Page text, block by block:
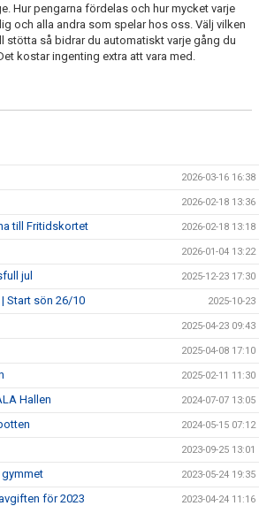
Hur pengarna fördelas och hur mycket varje
och alla andra som spelar hos oss. Välj vilken
stötta så bidrar du automatiskt varje gång du
kostar ingenting extra att vara med.
2026-03-16 16:38
2026-02-18 13:36
till Fritidskortet 2026-02-18 13:18
2026-01-04 13:22
jul 2025-12-23 17:30
Start sön 26/10 2025-10-23
2025-04-23 09:43
2025-04-08 17:10
2025-02-11 11:30
Hallen 2024-07-07 13:05
2024-05-15 07:12
2023-09-25 13:01
gymmet 2023-05-24 19:35
för 2023 2023-04-24 11:16